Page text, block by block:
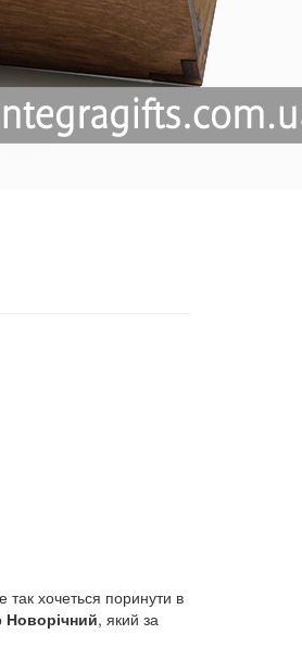
хочеться поринути в
Новорічний, який за